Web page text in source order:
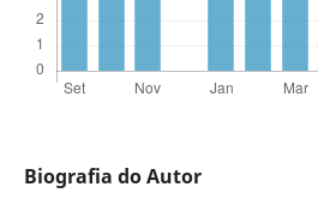
Biografia do Autor